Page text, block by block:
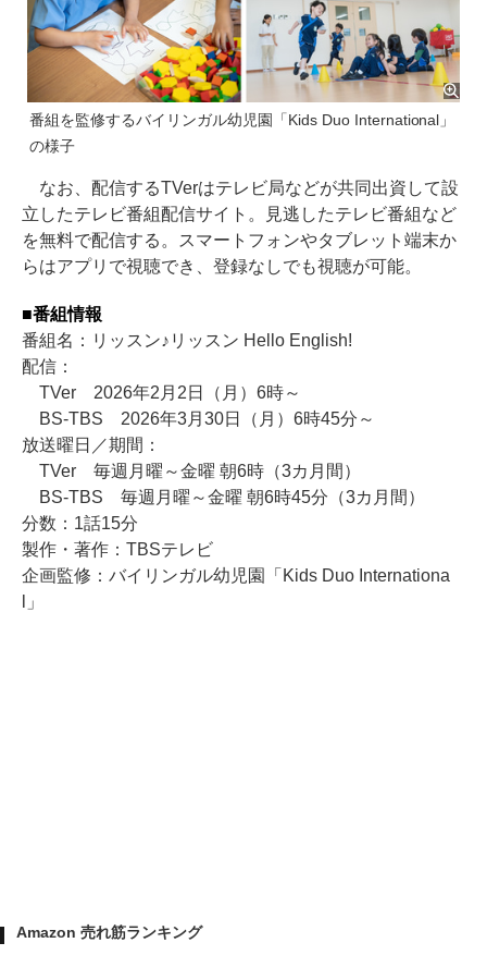
番組を監修するバイリンガル幼児園「Kids Duo International」
の様子
なお、配信するTVerはテレビ局などが共同出資して設
立したテレビ番組配信サイト。見逃したテレビ番組など
を無料で配信する。スマートフォンやタブレット端末か
らはアプリで視聴でき、登録なしでも視聴が可能。
■番組情報
番組名：リッスン♪リッスン Hello English!
配信：
TVer 2026年2月2日（月）6時～
BS-TBS 2026年3月30日（月）6時45分～
放送曜日／期間：
TVer 毎週月曜～金曜 朝6時（3カ月間）
BS-TBS 毎週月曜～金曜 朝6時45分（3カ月間）
分数：1話15分
製作・著作：TBSテレビ
企画監修：バイリンガル幼児園「Kids Duo Internationa
l」
Amazon 売れ筋ランキング